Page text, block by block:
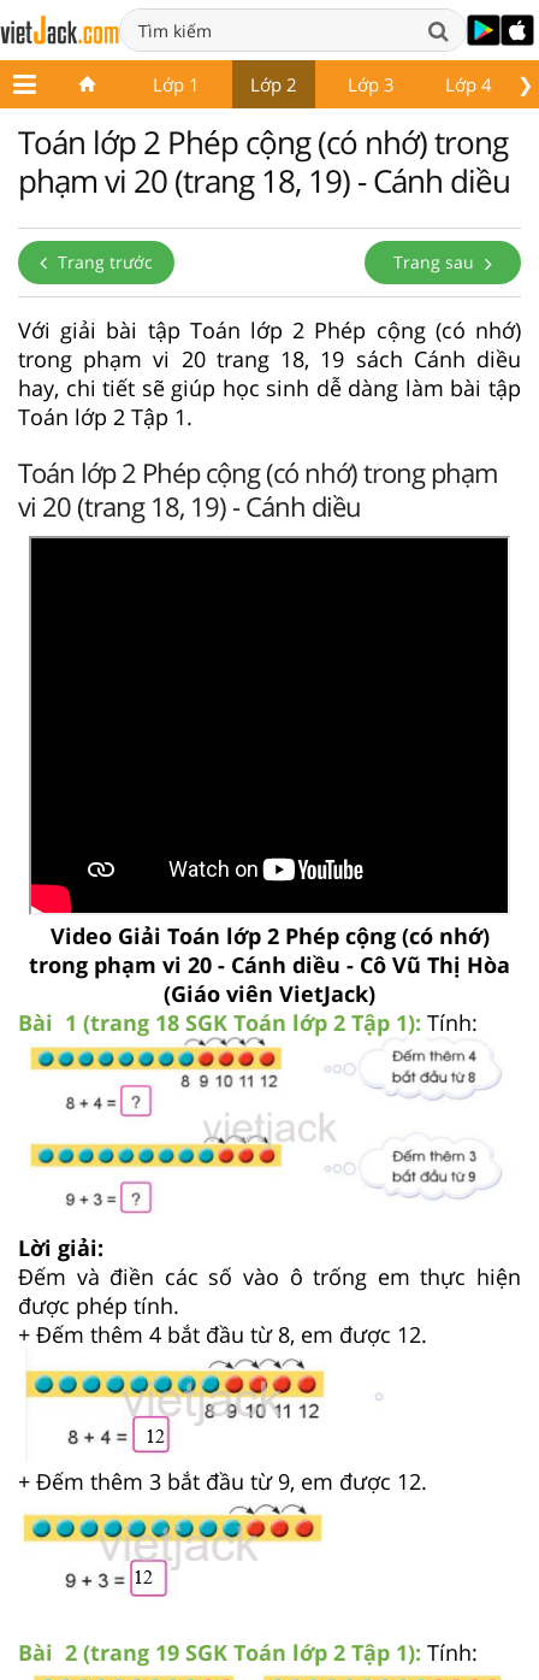
❯
Lớp 1 Lớp 2 Lớp 3 Lớp 4
Toán lớp 2 Phép cộng (có nhớ) trong
phạm vi 20 (trang 18, 19) - Cánh diều
Trang trước Trang sau
Với giải bài tập Toán lớp 2 Phép cộng (có nhớ)
trong phạm vi 20 trang 18, 19 sách Cánh diều
hay, chi tiết sẽ giúp học sinh dễ dàng làm bài tập
Toán lớp 2 Tập 1.
Toán lớp 2 Phép cộng (có nhớ) trong phạm
vi 20 (trang 18, 19) - Cánh diều
Video Giải Toán lớp 2 Phép cộng (có nhớ)
trong phạm vi 20 - Cánh diều - Cô Vũ Thị Hòa
(Giáo viên VietJack)
Bài 1 (trang 18 SGK Toán lớp 2 Tập 1): Tính:
Lời giải:
Đếm và điền các số vào ô trống em thực hiện
được phép tính.
+ Đếm thêm 4 bắt đầu từ 8, em được 12.
+ Đếm thêm 3 bắt đầu từ 9, em được 12.
Bài 2 (trang 19 SGK Toán lớp 2 Tập 1): Tính: